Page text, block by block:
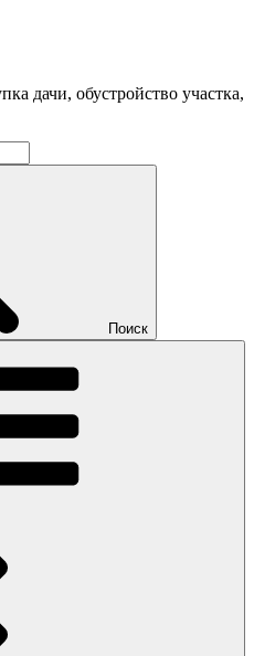
дачи, обустройство участка,
Поиск